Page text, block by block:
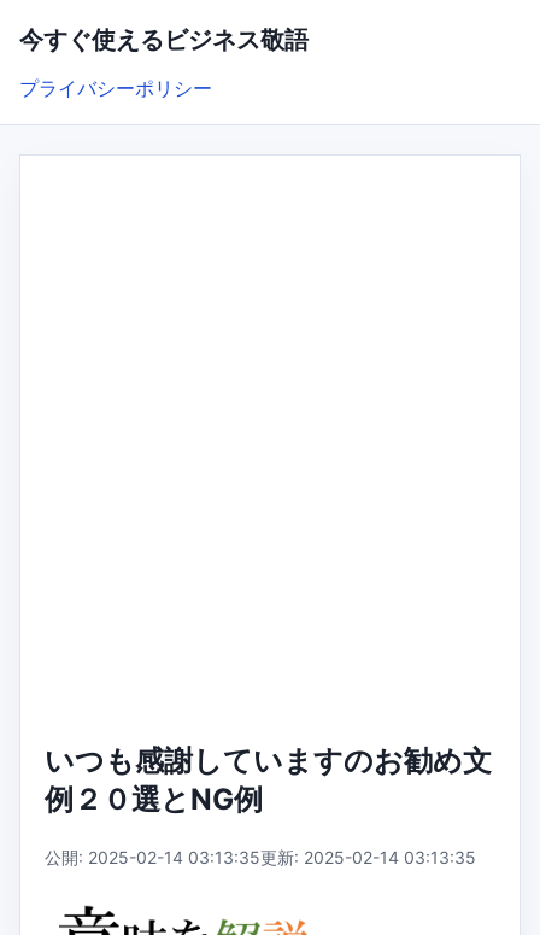
今すぐ使えるビジネス敬語
プライバシーポリシー
いつも感謝していますのお勧め文
例２０選とNG例
公開: 2025-02-14 03:13:35更新: 2025-02-14 03:13:35